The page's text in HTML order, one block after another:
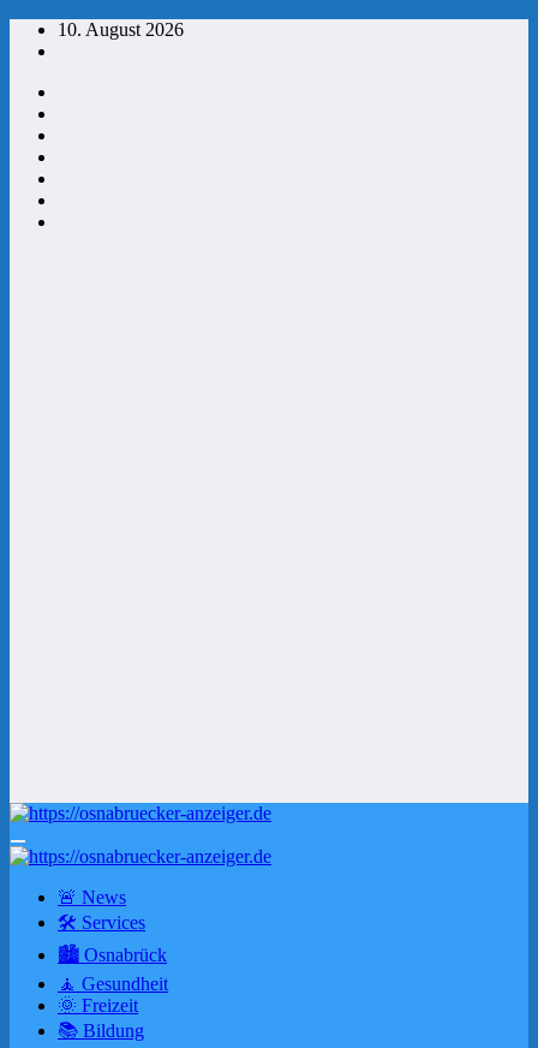
Zum
Inhalt
10. August 2026
🚨 News
🛠 Services
🏙️ Osnabrück
🧘 Gesundheit
🌞 Freizeit
📚 Bildung